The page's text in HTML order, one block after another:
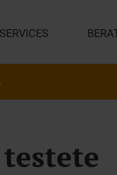
SERVICES
SCHWEIZ